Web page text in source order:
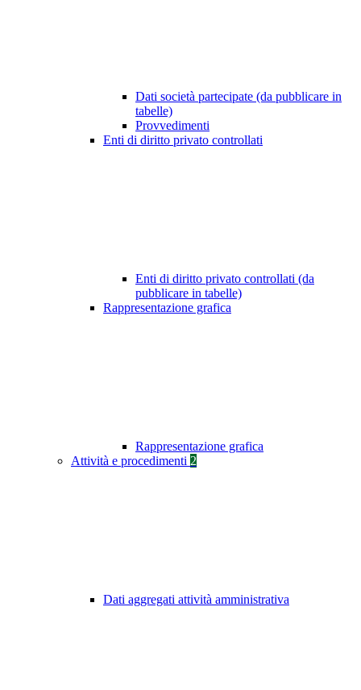
Dati società partecipate (da pubblicare in
tabelle)
Provvedimenti
Enti di diritto privato controllati
Enti di diritto privato controllati (da
pubblicare in tabelle)
Rappresentazione grafica
Rappresentazione grafica
Attività e procedimenti 2
Dati aggregati attività amministrativa